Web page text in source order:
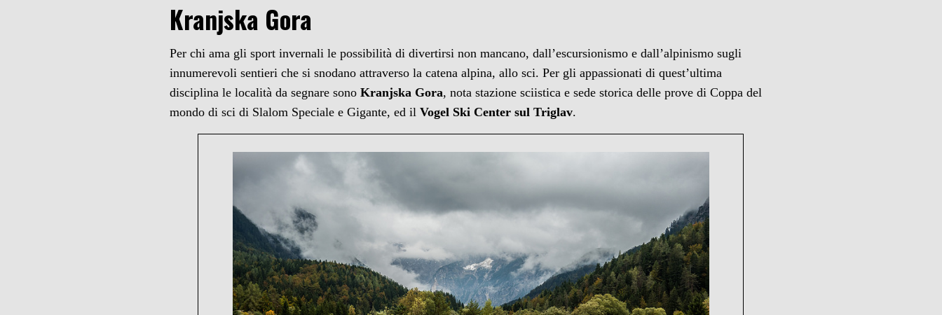
Kranjska Gora
Per chi ama gli sport invernali le possibilità di divertirsi non mancano, dall’escursionismo e dall’alpinismo sugli
innumerevoli sentieri che si snodano attraverso la catena alpina, allo sci. Per gli appassionati di quest’ultima
disciplina le località da segnare sonoKranjska Gora, nota stazione sciistica e sede storica delle prove di Coppa del
mondo di sci di Slalom Speciale e Gigante, ed ilVogel Ski Center sul Triglav.